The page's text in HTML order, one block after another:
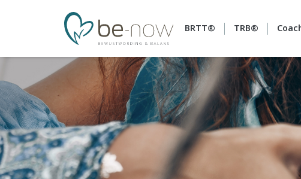
BRTT® TRB®